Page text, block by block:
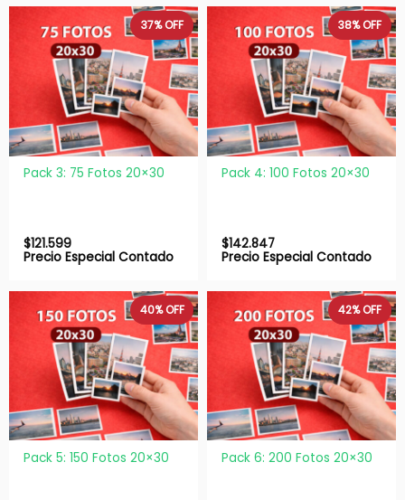
37%OFF
Pack 3: 75 Fotos 20×30
$121.599
Precio Especial Contado
38%OFF
Pack 4: 100 Fotos 20×30
$142.847
Precio Especial Contado
40%OFF
Pack 5: 150 Fotos 20×30
42%OFF
Pack 6: 200 Fotos 20×30